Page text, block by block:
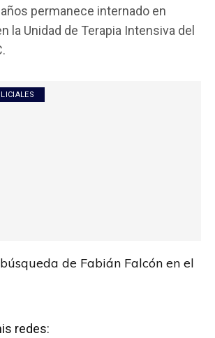
at ail m
p
permanece internado en
la Unidad de Terapia Intensiva del
de Fabián Falcón en el
redes: